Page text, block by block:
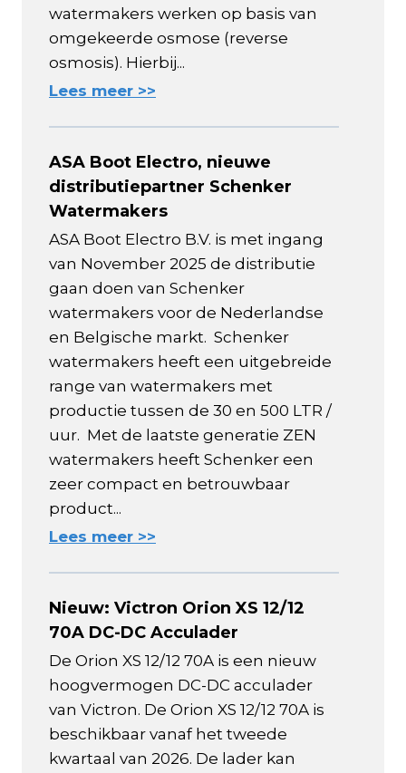
watermakers werken op basis van
omgekeerde osmose (reverse
osmosis). Hierbij...
Lees meer >>
ASA Boot Electro, nieuwe
distributiepartner Schenker
Watermakers
ASA Boot Electro B.V. is met ingang
van November 2025 de distributie
gaan doen van Schenker
watermakers voor de Nederlandse
en Belgische markt. Schenker
watermakers heeft een uitgebreide
range van watermakers met
productie tussen de 30 en 500 LTR /
uur. Met de laatste generatie ZEN
watermakers heeft Schenker een
zeer compact en betrouwbaar
product...
Lees meer >>
Nieuw: Victron Orion XS 12/12
70A DC-DC Acculader
De Orion XS 12/12 70A is een nieuw
hoogvermogen DC-DC acculader
van Victron. De Orion XS 12/12 70A is
beschikbaar vanaf het tweede
kwartaal van 2026. De lader kan